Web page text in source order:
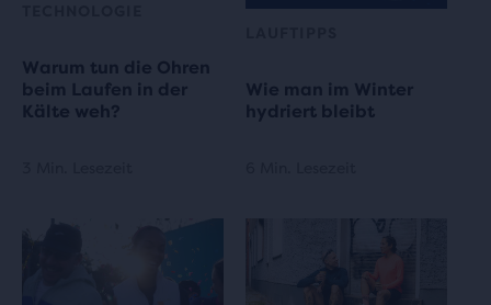
Warum tun die Ohren
beim Laufen in der
Kälte weh?
Wie man im Winter
hydriert bleibt